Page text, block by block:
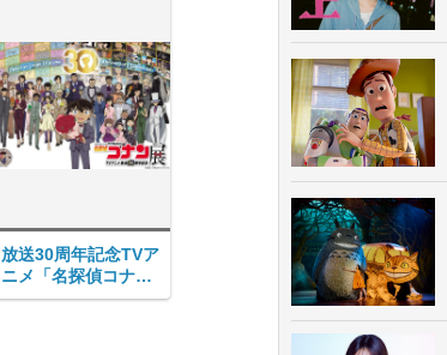
放送30周年記念TVア
ニメ「名探偵コナ
ン」展 広島会場